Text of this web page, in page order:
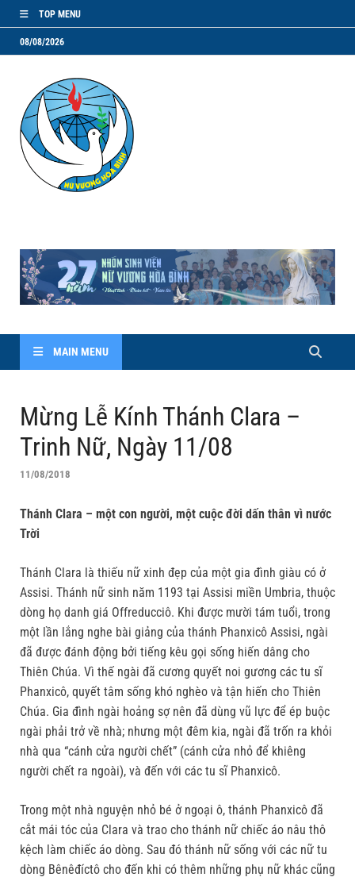
TOP MENU
08/08/2026
MAIN MENU
Mừng Lễ Kính Thánh Clara –
Trinh Nữ, Ngày 11/08
11/08/2018
Thánh Clara – một con người, một cuộc đời dấn thân vì nước
Trời
Thánh Clara là thiếu nữ xinh đẹp của một gia đình giàu có ở
Assisi. Thánh nữ sinh năm 1193 tại Assisi miền Umbria, thuộc
dòng họ danh giá Offreducciô. Khi được mười tám tuổi, trong
một lần lắng nghe bài giảng của thánh Phanxicô Assisi, ngài
đã được đánh động bởi tiếng kêu gọi sống hiến dâng cho
Thiên Chúa. Vì thế ngài đã cương quyết noi gương các tu sĩ
Phanxicô, quyết tâm sống khó nghèo và tận hiến cho Thiên
Chúa. Gia đình ngài hoảng sợ nên đã dùng vũ lực để ép buộc
ngài phải trở về nhà; nhưng một đêm kia, ngài đã trốn ra khỏi
nhà qua “cánh cửa người chết” (cánh cửa nhỏ để khiêng
người chết ra ngoài), và đến với các tu sĩ Phanxicô.
Trong một nhà nguyện nhỏ bé ở ngoại ô, thánh Phanxicô đã
cắt mái tóc của Clara và trao cho thánh nữ chiếc áo nâu thô
kệch làm chiếc áo dòng. Sau đó thánh nữ sống với các nữ tu
dòng Bênêđíctô cho đến khi có thêm những phụ nữ khác cũng